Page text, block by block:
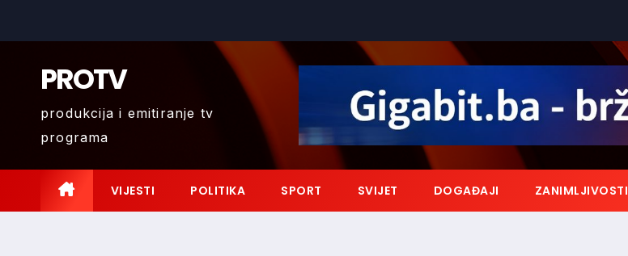
PROTV
produkcija i emitiranje tv
programa
VIJESTI POLITIKA SPORT SVIJET DOGAĐAJI ZANIMLJIVOSTI